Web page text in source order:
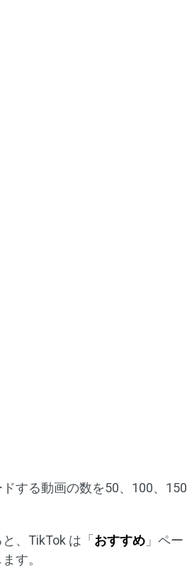
する動画の数を50、100、150
、TikTok は「 おすすめ 」ペー
す。